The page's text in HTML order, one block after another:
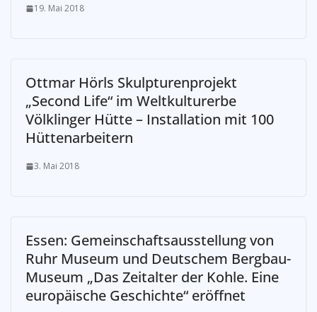
19. Mai 2018
Ottmar Hörls Skulpturenprojekt
„Second Life“ im Weltkulturerbe
Völklinger Hütte – Installation mit 100
Hüttenarbeitern
3. Mai 2018
Essen: Gemeinschaftsausstellung von
Ruhr Museum und Deutschem Bergbau-
Museum „Das Zeitalter der Kohle. Eine
europäische Geschichte“ eröffnet